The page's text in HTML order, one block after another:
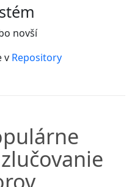
novší
v Repository